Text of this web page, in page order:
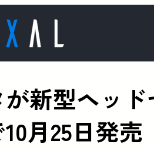
が新型ヘッ
月25日発売